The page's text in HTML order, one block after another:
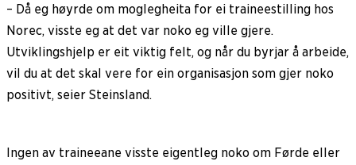
– Då eg høyrde om moglegheita for ei traineestilling hos
Norec, visste eg at det var noko eg ville gjere.
Utviklingshjelp er eit viktig felt, og når du byrjar å arbeide,
vil du at det skal vere for ein organisasjon som gjer noko
positivt, seier Steinsland.
Ingen av traineeane visste eigentleg noko om Førde eller